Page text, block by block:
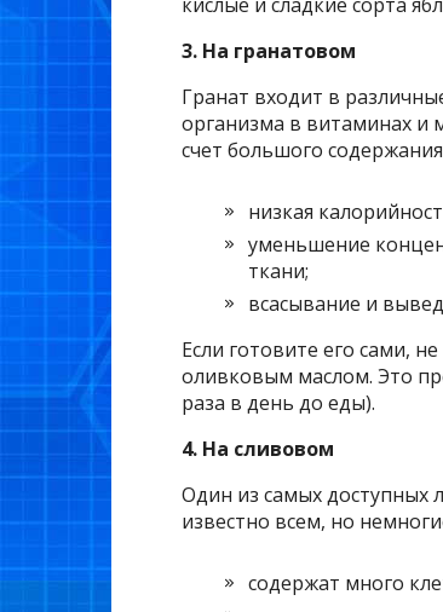
3. На гранатовом
Гранат входит в
организма в витаминах и
счет большого
низкая
уменьшение
ткани;
всасывание и
Если готовите его сами,
оливковым маслом. Это
раза в день до еды).
4. На сливовом
Один из самых доступных
известно всем, но
содержат много